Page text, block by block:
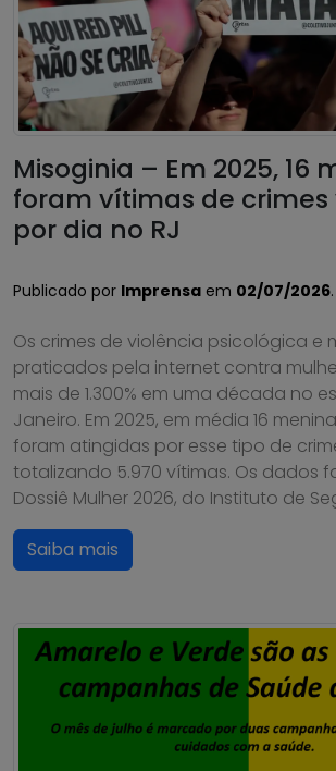
Misoginia – Em 2025, 16
foram vítimas de crimes
por dia no RJ
Publicado por Imprensa em 02/07/2026.
Os crimes de violência psicológica e
praticados pela internet contra
mais de 1.300% em uma década no
Janeiro. Em 2025, em média 16
foram atingidas por esse tipo de
totalizando 5.970 vítimas. Os dados
Dossiê Mulher 2026, do Instituto de
Saiba mais